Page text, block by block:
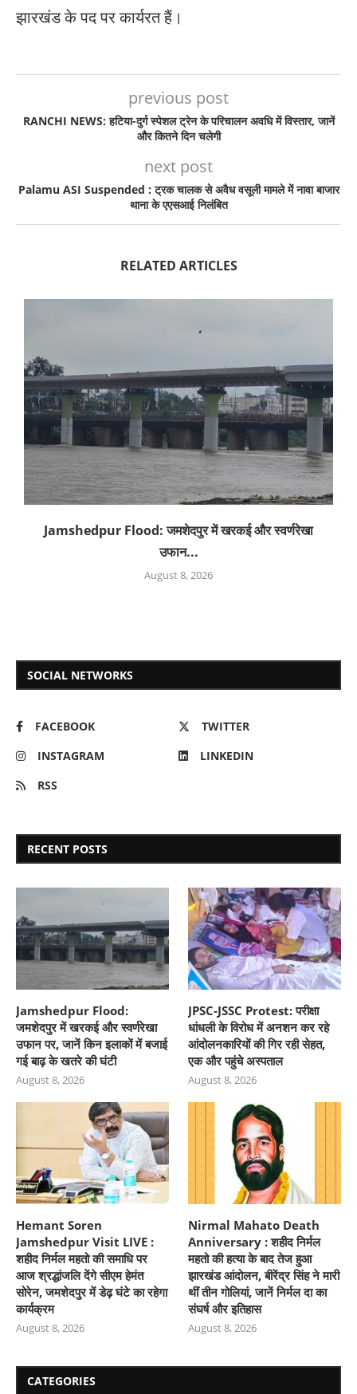
झारखंड के पद पर कार्यरत हैं।
previous post
RANCHI NEWS: हटिया-दुर्ग स्पेशल ट्रेन के परिचालन अवधि में विस्तार, जानें
और कितने दिन चलेगी
next post
Palamu ASI Suspended : ट्रक चालक से अवैध वसूली मामले में नावा बाजार
थाना के एएसआई निलंबित
RELATED ARTICLES
Jamshedpur Flood: जमशेदपुर में खरकई और स्वर्णरेखा
उफान...
August 8, 2026
SOCIAL NETWORKS
FACEBOOK
TWITTER
INSTAGRAM
LINKEDIN
RSS
RECENT POSTS
Jamshedpur Flood:
जमशेदपुर में खरकई और स्वर्णरेखा
उफान पर, जानें किन इलाकों में बजाई
गई बाढ़ के खतरे की घंटी
August 8, 2026
JPSC-JSSC Protest: परीक्षा
धांधली के विरोध में अनशन कर रहे
आंदोलनकारियों की गिर रही सेहत,
एक और पहुंचे अस्पताल
August 8, 2026
Hemant Soren
Jamshedpur Visit LIVE :
शहीद निर्मल महतो की समाधि पर
आज श्रद्धांजलि देंगे सीएम हेमंत
सोरेन, जमशेदपुर में डेढ़ घंटे का रहेगा
कार्यक्रम
August 8, 2026
Nirmal Mahato Death
Anniversary : शहीद निर्मल
महतो की हत्या के बाद तेज हुआ
झारखंड आंदोलन, बीरेंद्र सिंह ने मारी
थीं तीन गोलियां, जानें निर्मल दा का
संघर्ष और इतिहास
August 8, 2026
CATEGORIES